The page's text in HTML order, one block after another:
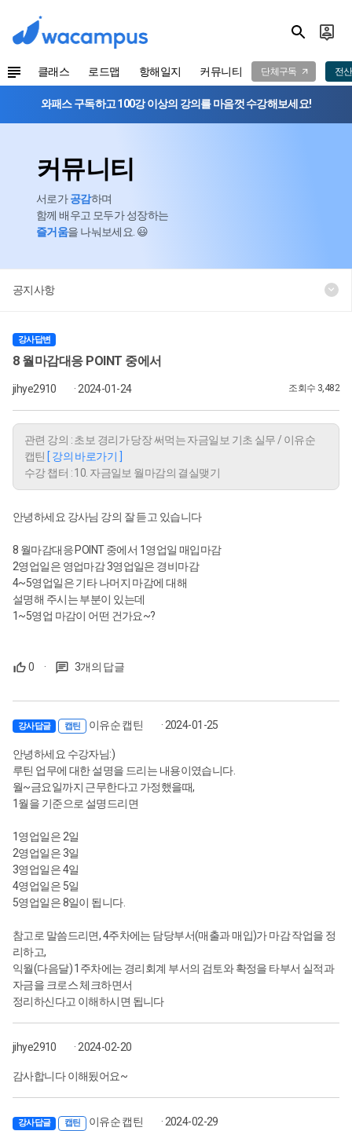
클래스 로드맵 항해일지 커뮤니티 단체구독 전
와패스 구독하고 100강 이상의 강의를 마음껏 수강해보세요!
커뮤니티
서로가공감하며
함께 배우고 모두가 성장하는
즐거움을 나눠보세요. 😃
공지사항
강사답변
8 월마감대응 POINT 중에서
jihye2910 · 2024-01-24 조회수 3,482
관련 강의 : 초보 경리가 당장 써먹는 자금일보 기초 실무 / 이유순
캡틴 [ 강의 바로가기 ]
수강 챕터 : 10. 자금일보 월마감의 결실맺기
안녕하세요 강사님 강의 잘 듣고 있습니다
8 월마감대응 POINT 중에서 1영업일 매입마감
2영업일은 영업마감 3영업일은 경비마감
4~5영업일은 기타 나머지 마감에 대해
설명해 주시는 부분이 있는데
1~5영업 마감이 어떤 건가요~?
0 · 3개의 답글
강사답글 캡틴 이유순 캡틴 · 2024-01-25
안녕하세요 수강자님:)
루틴 업무에 대한 설명을 드리는 내용이였습니다.
월~금요일까지 근무한다고 가정했을때,
1월을 기준으로 설명드리면
1영업일은 2일
2영업일은 3일
3영업일은 4일
4영업일은 5일
5영업일은 8일이 됩니다.
참고로 말씀드리면, 4주차에는 담당부서(매출과 매입)가 마감 작업을 정
리하고,
익월(다음달) 1주차에는 경리회계 부서의 검토와 확정을 타부서 실적과
자금을 크로스 체크하면서
정리하신다고 이해하시면 됩니다
jihye2910 · 2024-02-20
감사합니다 이해됬어요~
강사답글 캡틴 이유순 캡틴 · 2024-02-29